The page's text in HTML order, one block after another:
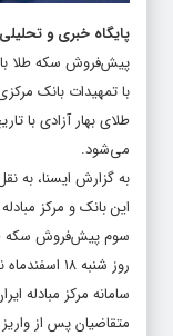
پایگاه خبری و
پیش‌فروش سکه طلا با ضرب ۱۴۰۴
با تمهیدات بانک
می‌شود.
به گزارش ایسنا، به
این بانک و مرکز
سامانه مرکز مبادله